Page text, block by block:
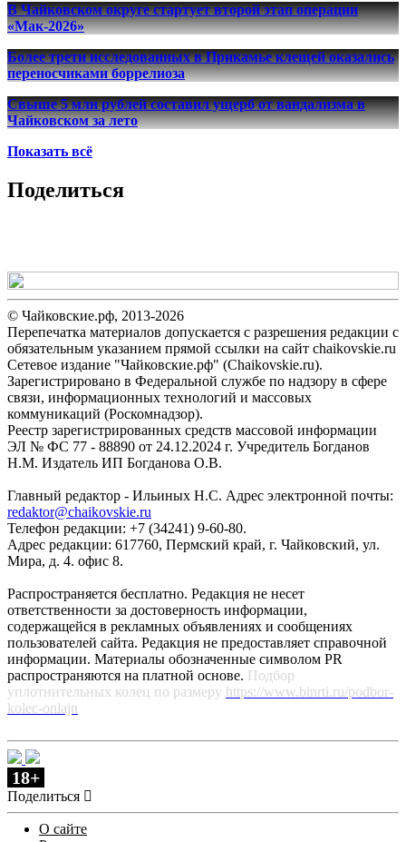
В Чайковском округе стартует второй этап операции
«Мак-2026»
Более трети исследованных в Прикамье клещей оказались
переносчиками боррелиоза
Свыше 5 млн рублей составил ущерб от вандализма в
Чайковском за лето
Показать всё
Поделиться
© Чайковские.рф, 2013-2026
Перепечатка материалов допускается с разрешения редакции с
обязательным указанием прямой ссылки на сайт chaikovskie.ru
Сетевое издание "Чайковские.рф" (Chaikovskie.ru).
Зарегистрировано в Федеральной службе по надзору в сфере
связи, информационных технологий и массовых
коммуникаций (Роскомнадзор).
Реестр зарегистрированных средств массовой информации
ЭЛ № ФС 77 - 88890 от 24.12.2024 г. Учредитель Богданов
Н.М. Издатель ИП Богданова О.В.
Главный редактор - Ильиных Н.С. Адрес электронной почты:
redaktor@chaikovskie.ru
Телефон редакции: +7 (34241) 9-60-80.
Адрес редакции: 617760, Пермский край, г. Чайковский, ул.
Мира, д. 4. офис 8.
Распространяется бесплатно. Редакция не несет
ответственности за достоверность информации,
содержащейся в рекламных объявлениях и сообщениях
пользователей сайта. Редакция не предоставляет справочной
информации. Материалы обозначенные символом PR
распространяются на платной основе. Подбор
уплотнительных колец по размеру https://www.binrti.ru/podbor-
kolec-onlajn
18+
Поделиться
О сайте